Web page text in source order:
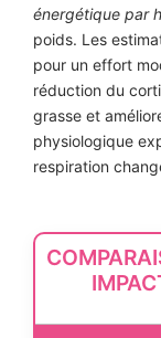
énergétique par
poids. Les
pour un effort
réduction du
grasse et
physiologique
respiration